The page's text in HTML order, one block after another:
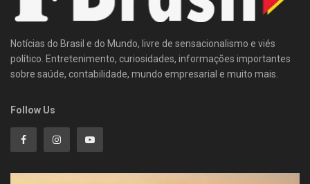
Notícias do Brasil e do Mundo, livre de sensacionalismo e viés
político. Entretenimento, curiosidades, informações importantes
sobre saúde, contabilidade, mundo empresarial e muito mais.
Follow Us